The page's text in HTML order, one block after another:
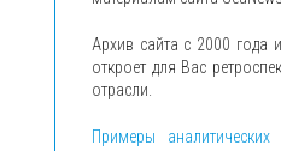
Архив сайта с 2000 года
откроет для Вас
отрасли.
Примеры